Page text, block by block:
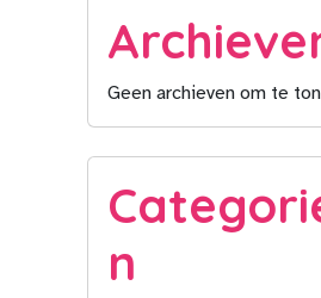
Geen archieven om te
n